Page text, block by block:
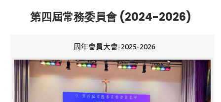
第四屆常務委員會 (2024-2026)
周年會員大會-2025-2026